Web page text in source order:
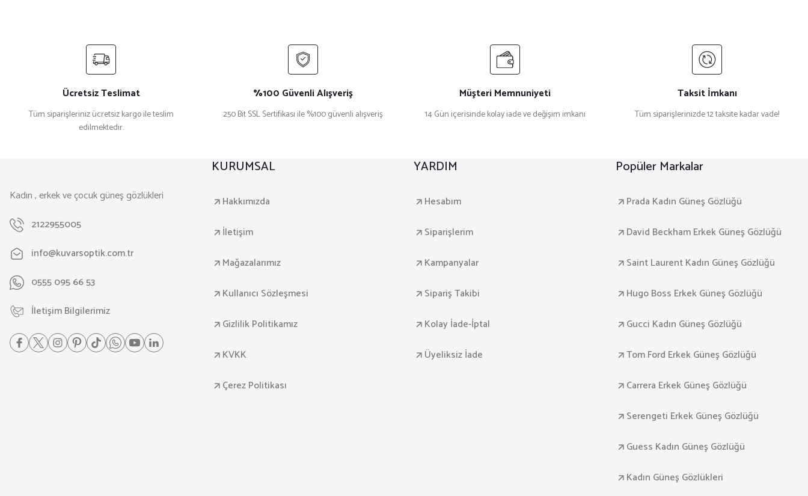
Ücretsiz Teslimat
Tüm siparişleriniz ücretsiz kargo ile teslim
edilmektedir.
%100 Güvenli Alışveriş
250 Bit SSL Sertifikası ile %100 güvenli alışveriş
Müşteri Memnuniyeti
14 Gün içerisinde kolay iade ve değişim imkanı
Taksit İmkanı
Tüm siparişlerinizde 12 taksite kadar vade!
Kadın , erkek ve çocuk güneş gözlükleri
2122955005
info@kuvarsoptik.com.tr
0555 095 66 53
İletişim Bilgilerimiz
KURUMSAL
Hakkımızda
İletişim
Mağazalarımız
Kullanıcı Sözleşmesi
Gizlilik Politikamız
KVKK
Çerez Politikası
YARDIM
Hesabım
Siparişlerim
Kampanyalar
Sipariş Takibi
Kolay İade-İptal
Üyeliksiz İade
Popüler Markalar
Prada Kadın Güneş Gözlüğü
David Beckham Erkek Güneş Gözlüğü
Saint Laurent Kadın Güneş Gözlüğü
Hugo Boss Erkek Güneş Gözlüğü
Gucci Kadın Güneş Gözlüğü
Tom Ford Erkek Güneş Gözlüğü
Carrera Erkek Güneş Gözlüğü
Serengeti Erkek Güneş Gözlüğü
Guess Kadın Güneş Gözlüğü
Kadın Güneş Gözlükleri